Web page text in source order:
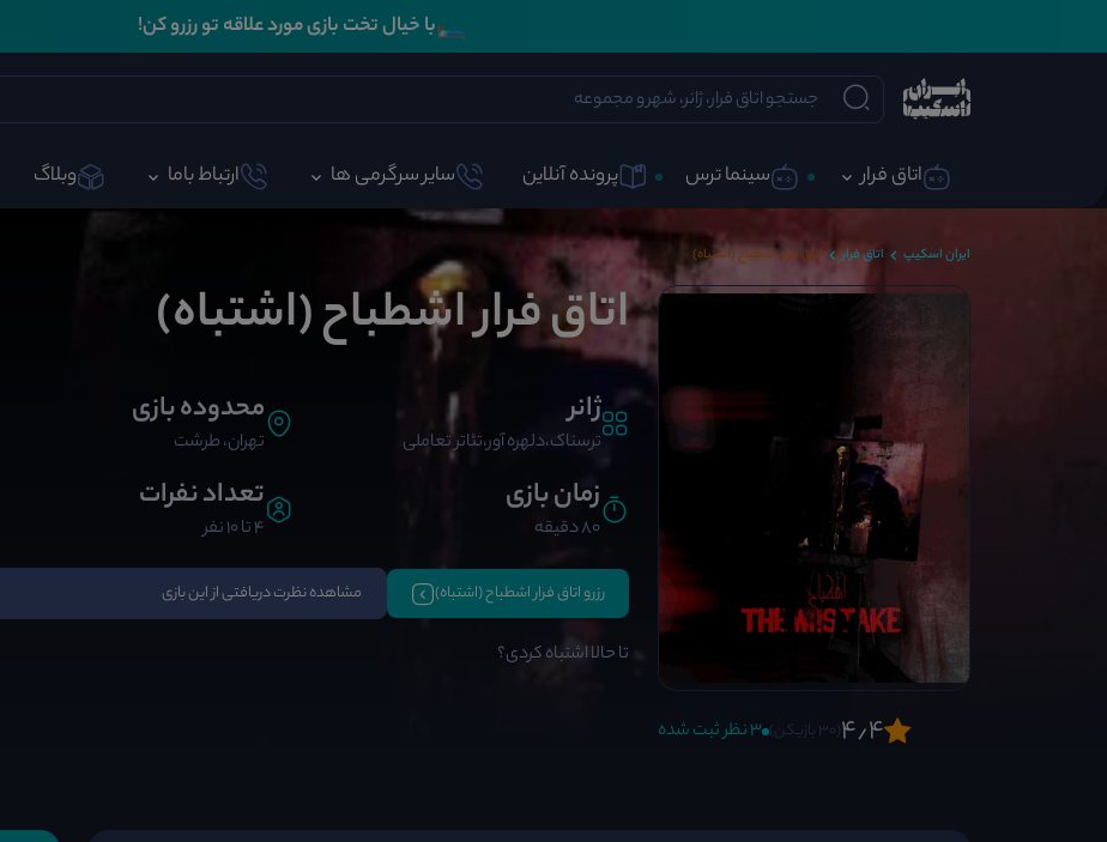
🛏️با خیال تخت بازی مورد علاقه تو رزرو کن!
اتاق فرار سینما ترس پرونده آنلاین سایر سرگرمی ها ارتباط باما وبلاگ
ایران اسکیپ اتاق فرار اتاق فرار اشطباح (اشتباه)
4٫4(30 بازیکن) 3 نظر ثبت شده
اتاق فرار اشطباح (اشتباه)
ژانر
ترسناک،دلهره آور،تئاتر تعاملی
محدوده بازی
تهران، طرشت
زمان بازی
80 دقیقه
تعداد نفرات
4 تا 10 نفر
رزرو اتاق فرار اشطباح (اشتباه) مشاهده نظرت دریافتی از این بازی
تا حالا اشتباه کردی؟